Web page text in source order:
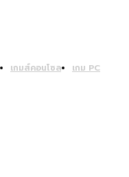
เกมส์คอนโซล
เกม PC